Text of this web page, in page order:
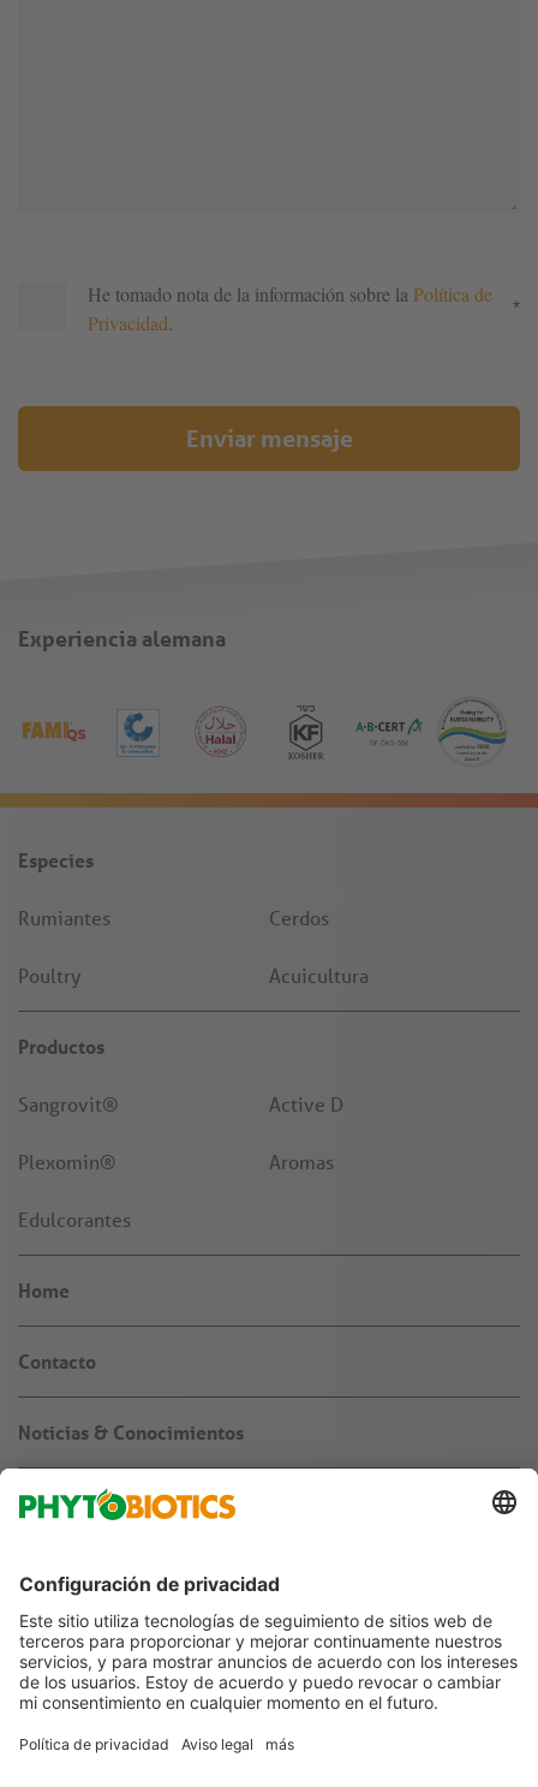
He tomado nota de la información sobre la Política de
Privacidad.
*
Enviar mensaje
Experiencia alemana
Especies
Rumiantes Cerdos
Poultry Acuicultura
Productos
Sangrovit® Active D
Plexomin® Aromas
Edulcorantes
Home
Contacto
Noticias & Conocimientos
Sobre nosotros
Empleos & carrera
Agronegocio
Ombudsman